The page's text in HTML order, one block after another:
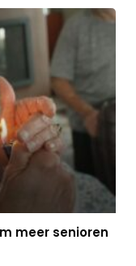
meer senioren